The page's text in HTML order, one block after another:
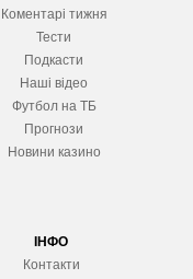
Коментарі тижня
Тести
Подкасти
Наші відео
Футбол на ТБ
Прогнози
Новини казино
ІНФО
Контакти